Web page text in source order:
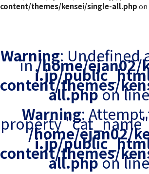
content/themes/kensei/single-all.php
Warning: Undefined
in/home/ejan02/
i.jp/
content/themes/
all.phpon
Warning: Attempt
property
/home/ejan02/
i.jp/
content/themes/
all.phpon